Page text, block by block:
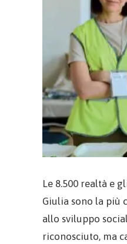
Le 8.500 realtà e
Giulia sono la più
allo sviluppo
riconosciuto, ma